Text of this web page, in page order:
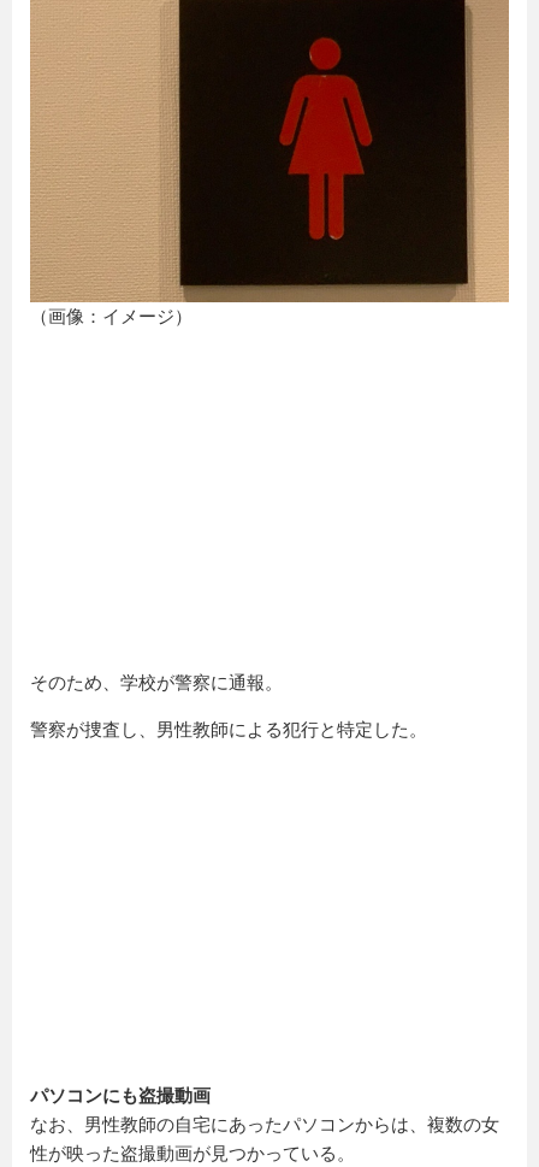
（画像：イメージ）
そのため、学校が警察に通報。
警察が捜査し、男性教師による犯行と特定した。
パソコンにも盗撮動画
なお、男性教師の自宅にあったパソコンからは、複数の女
性が映った盗撮動画が見つかっている。